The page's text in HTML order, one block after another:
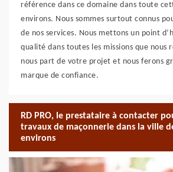
référence dans ce domaine dans toute
environs. Nous sommes surtout connus
de nos services. Nous mettons un point
qualité dans toutes les missions que nous
nous part de votre projet et nous ferons
marque de confiance.
RD PRO, le prestataire à contacter
travaux de maçonnerie dans la ville
environs